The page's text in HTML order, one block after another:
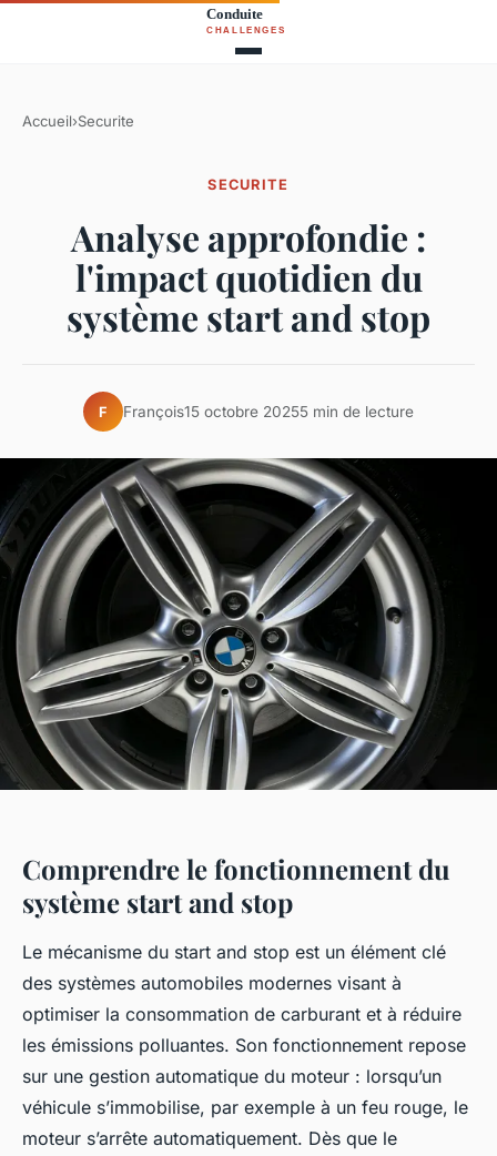
Accueil›Securite
SECURITE
Analyse approfondie :
l'impact quotidien du
système start and stop
F François15 octobre 20255 min de lecture
Comprendre le fonctionnement du
système start and stop
Le mécanisme du start and stop est un élément clé
des systèmes automobiles modernes visant à
optimiser la consommation de carburant et à réduire
les émissions polluantes. Son fonctionnement repose
sur une gestion automatique du moteur : lorsqu’un
véhicule s’immobilise, par exemple à un feu rouge, le
moteur s’arrête automatiquement. Dès que le